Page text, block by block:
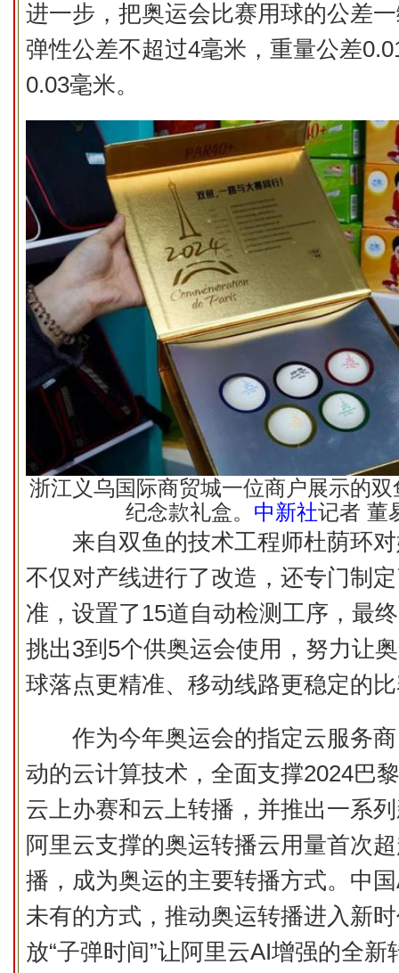
进一步，把奥运会比赛用球的公差
弹性公差不超过4毫米，重量公差
0.03毫米。
浙江义乌国际商贸城一位商户展示的双
纪念款礼盒。 中新社记者 董
来自双鱼的技术工程师杜荫环对
不仅对产线进行了改造，还专门制
准，设置了15道自动检测工序，最
挑出3到5个供奥运会使用，努力让
球落点更精准、移动线路更稳定的
作为今年奥运会的指定云服务商
动的云计算技术，全面支撑2024巴
云上办赛和云上转播，并推出一系
阿里云支撑的奥运转播云用量首次
播，成为奥运的主要转播方式。中
未有的方式，推动奥运转播进入新
放“子弹时间”让阿里云AI增强的全新